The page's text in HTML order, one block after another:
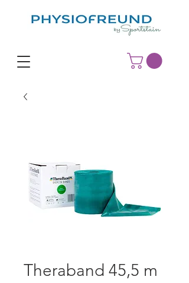
Theraband 45,5 m